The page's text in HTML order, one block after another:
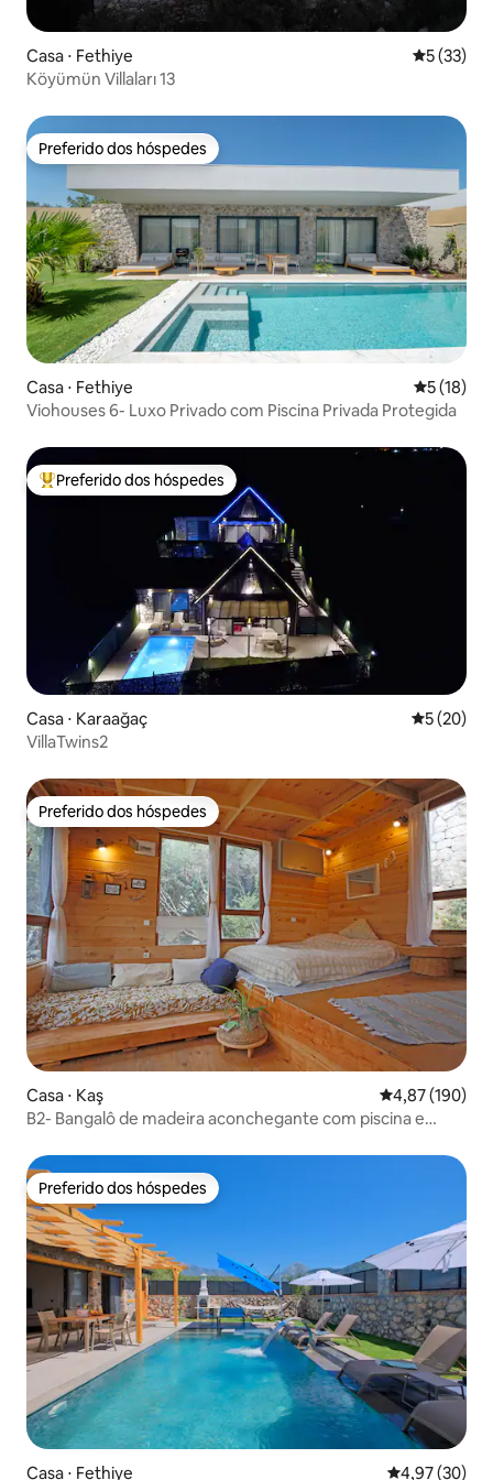
Casa ⋅ Fethiye 5 de uma
5 (33)
Köyümün Villaları 13
Preferido dos hóspedes
Preferido dos hóspedes
Casa ⋅ Fethiye 5 de uma
5 (18)
Viohouses 6- Luxo Privado com Piscina Privada Protegida
Entre os melhores preferidos dos hóspedes
Preferido dos hóspedes
Casa ⋅ Karaağaç 5 de uma
5 (20)
VillaTwins2
Preferido dos hóspedes
Preferido dos hóspedes
Casa ⋅ Kaş 4,87 de uma
4,87 (190)
B2- Bangalô de madeira aconchegante com piscina e
Preferido dos hóspedes
Preferido dos hóspedes
Casa ⋅ Fethiye 4,97 de uma
4,97 (30)